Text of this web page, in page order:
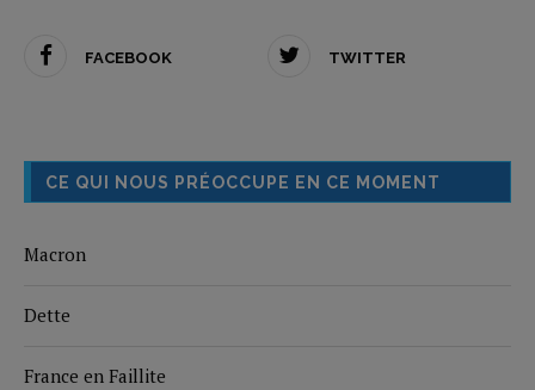
FACEBOOK TWITTER
CE QUI NOUS PRÉOCCUPE EN CE MOMENT
Macron
Dette
France en Faillite